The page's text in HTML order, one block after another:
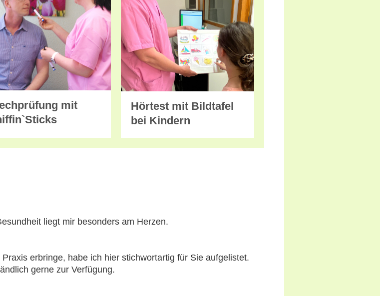
mit
Hörtest mit Bildtafel
bei Kindern
liegt mir besonders am Herzen.
erbringe, habe ich hier stichwortartig für Sie aufgelistet.
gerne zur Verfügung.